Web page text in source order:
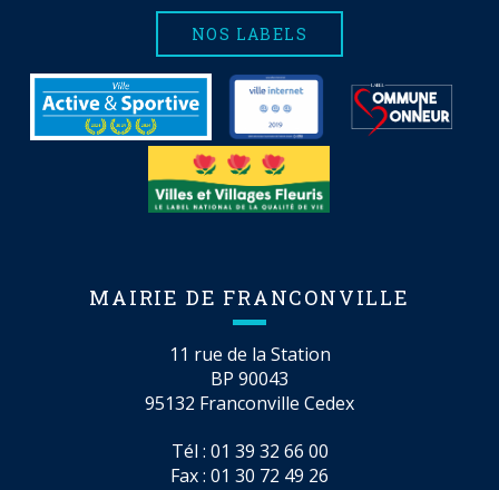
NOS LABELS
MAIRIE DE FRANCONVILLE
11 rue de la Station
BP 90043
95132 Franconville Cedex
Tél : 01 39 32 66 00
Fax : 01 30 72 49 26